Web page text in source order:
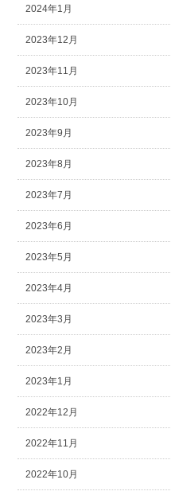
2024年1月
2023年12月
2023年11月
2023年10月
2023年9月
2023年8月
2023年7月
2023年6月
2023年5月
2023年4月
2023年3月
2023年2月
2023年1月
2022年12月
2022年11月
2022年10月